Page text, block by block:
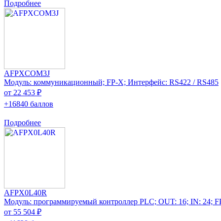
Подробнее
AFPXCOM3J
Модуль: коммуникационный; FP-X; Интерфейс: RS422 / RS485
от 22 453 ₽
+16840 баллов
Подробнее
AFPX0L40R
Модуль: программируемый контроллер PLC; OUT: 16; IN: 24;
от 55 504 ₽